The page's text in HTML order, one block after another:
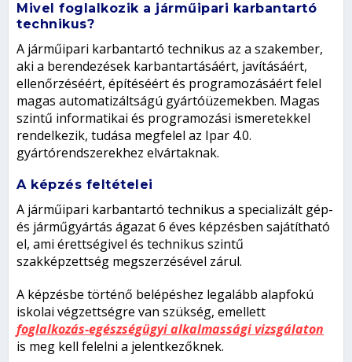
Mivel foglalkozik a járműipari karbantartó
technikus?
A járműipari karbantartó technikus az a szakember,
aki a berendezések karbantartásáért, javításáért,
ellenőrzéséért, építéséért és programozásáért felel
magas automatizáltságú gyártóüzemekben. Magas
szintű informatikai és programozási ismeretekkel
rendelkezik, tudása megfelel az Ipar 4.0.
gyártórendszerekhez elvártaknak.
A képzés feltételei
A járműipari karbantartó technikus a specializált gép-
és járműgyártás ágazat 6 éves képzésben sajátítható
el, ami érettségivel és technikus szintű
szakképzettség megszerzésével zárul.
A képzésbe történő belépéshez legalább alapfokú
iskolai végzettségre van szükség, emellett
foglalkozás-egészségügyi alkalmassági vizsgálaton
is meg kell felelni a jelentkezőknek.